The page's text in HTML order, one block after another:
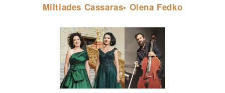
Miltiades Cassaras• Olena Fedko